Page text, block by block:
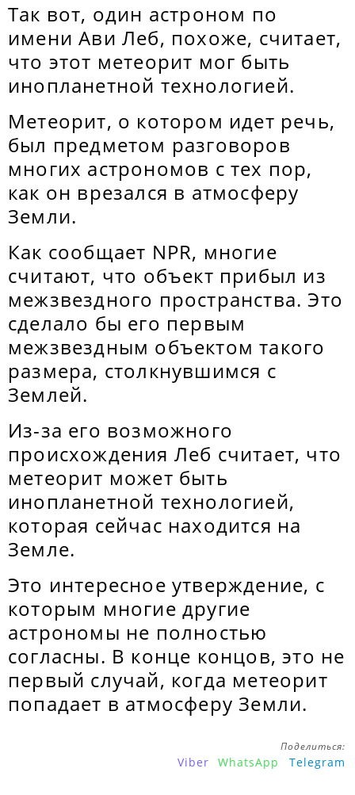
Так вот, один астроном по
имени Ави Леб, похоже, считает,
что этот метеорит мог быть
инопланетной технологией.
Метеорит, о котором идет речь,
был предметом разговоров
многих астрономов с тех пор,
как он врезался в атмосферу
Земли.
Как сообщает NPR, многие
считают, что объект прибыл из
межзвездного пространства. Это
сделало бы его первым
межзвездным объектом такого
размера, столкнувшимся с
Землей.
Из-за его возможного
происхождения Леб считает, что
метеорит может быть
инопланетной технологией,
которая сейчас находится на
Земле.
Это интересное утверждение, с
которым многие другие
астрономы не полностью
согласны. В конце концов, это не
первый случай, когда метеорит
попадает в атмосферу Земли.
Поделиться:
Viber WhatsApp Telegram